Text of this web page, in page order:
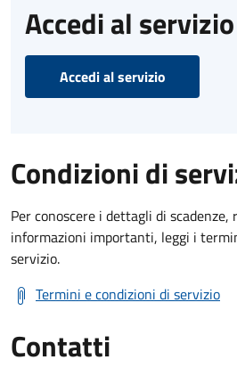
Accedi al servizio
Accedi al servizio
Condizioni di
Per conoscere i dettagli di
informazioni importanti, leggi i
servizio.
Termini e condizioni di servizio
Contatti